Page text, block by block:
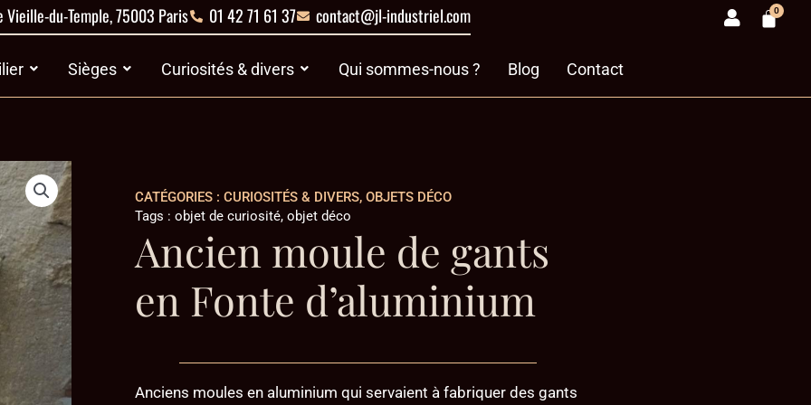
Vieille-du-Temple, 75003 Paris 01 42 71 61 37 contact@jl-industriel.com 0
Ouvrir Mobilier
Sièges Ouvrir SiègesCuriosités & divers Ouvrir Curiosités & divers
Qui sommes-nous ? Blog Contact
CATÉGORIES : CURIOSITÉS & DIVERS,OBJETS DÉCO
Tags : objet de curiosité,objet déco
Ancien moule de gants
en Fonte d’aluminium
Anciens moules en aluminium qui servaient à fabriquer des gants